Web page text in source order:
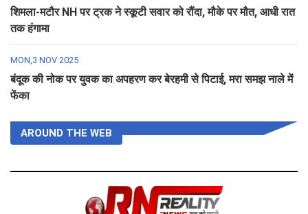
शिमला-मटौर NH पर ट्रक ने स्कूटी सवार को रौंदा, मौके पर मौत, आधी रात
तक हंगामा
MON,3 NOV 2025
बंदूक की नोक पर युवक का अपहरण कर बेरहमी से पिटाई, मरा समझ नाले में
फेंका
AROUND THE WEB